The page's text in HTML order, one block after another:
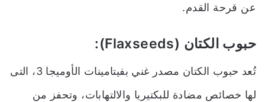
عن قرحة القدم.
حبوب الكتان (Flaxseeds):
تُعد حبوب الكتان مصدر غني بفيتامينات الأوميجا 3، التى
لها خصائص مضادة للبكتيريا والالتهابات، وتحفز من